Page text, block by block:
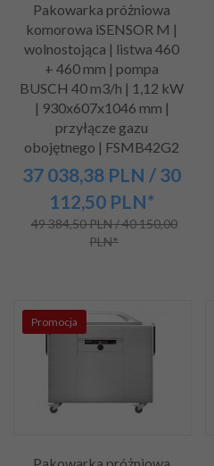
Pakowarka próżniowa
komorowa iSENSOR M |
wolnostojąca | listwa 460
+ 460 mm | pompa
BUSCH 40 m3/h | 1,12 kW
| 930x607x1046 mm |
przyłącze gazu
obojętnego | FSMB42G2
37 038,38 PLN / 30
112,50 PLN*
49 384,50 PLN / 40 150,00
PLN*
Promocja
Pakowarka próżniowa